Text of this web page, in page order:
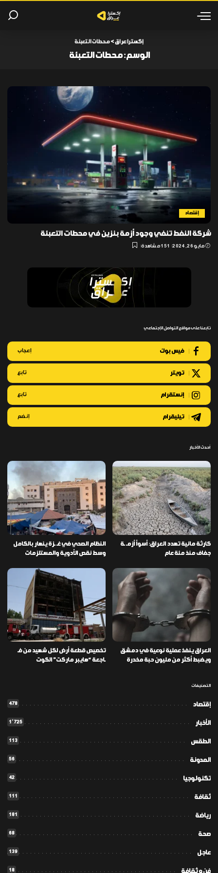
إكسترا عراق>محطات التعبئة
الوسم:محطات التعبئة
إقتصاد
شركة النفط تنفي وجود أزمة بنزين في محطات التعبئة
مايو 26, 2024 151 مشاهدة
تابعنا على مواقع التواصل الإجتماعي
فيس بوك إعجاب
تويتر تابع
إنستقرام تابع
تيليقرام إنضم
أحدث الأخبار
كارثة مائية تهدد العراق: أسوأ أزمـ ـة
جفاف منذ مئة عام
النظام الصحي في غـ ـزة ينهار بالكامل
وسط نقص الأدوية والمستلزمات
العراق ينفذ عملية نوعية في دمشق
ويضبط أكثر من مليون حبة مخدرة
تخصيص قطعة أرض لكل شهيد من فـ
ـاجعة “هايبر ماركت” الكوت
التصنيفات
إقتصاد 478
الأخبار 1٬725
الطقس 113
المدونة 56
تكنولوجيا 42
ثقافة 111
رياضة 181
صحة 68
عاجل 139
فن و ثقافة 18